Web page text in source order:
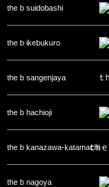
the b suidobashi
the b ikebukuro
the b sangenjaya
the b hachioji
the b kanazawa-katamachi
the b nagoya